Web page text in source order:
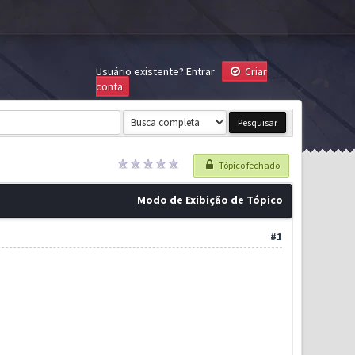
Usuário existente? Entrar
Criar
conta
Tópico fechado
Modo de Exibição de Tópico
#1